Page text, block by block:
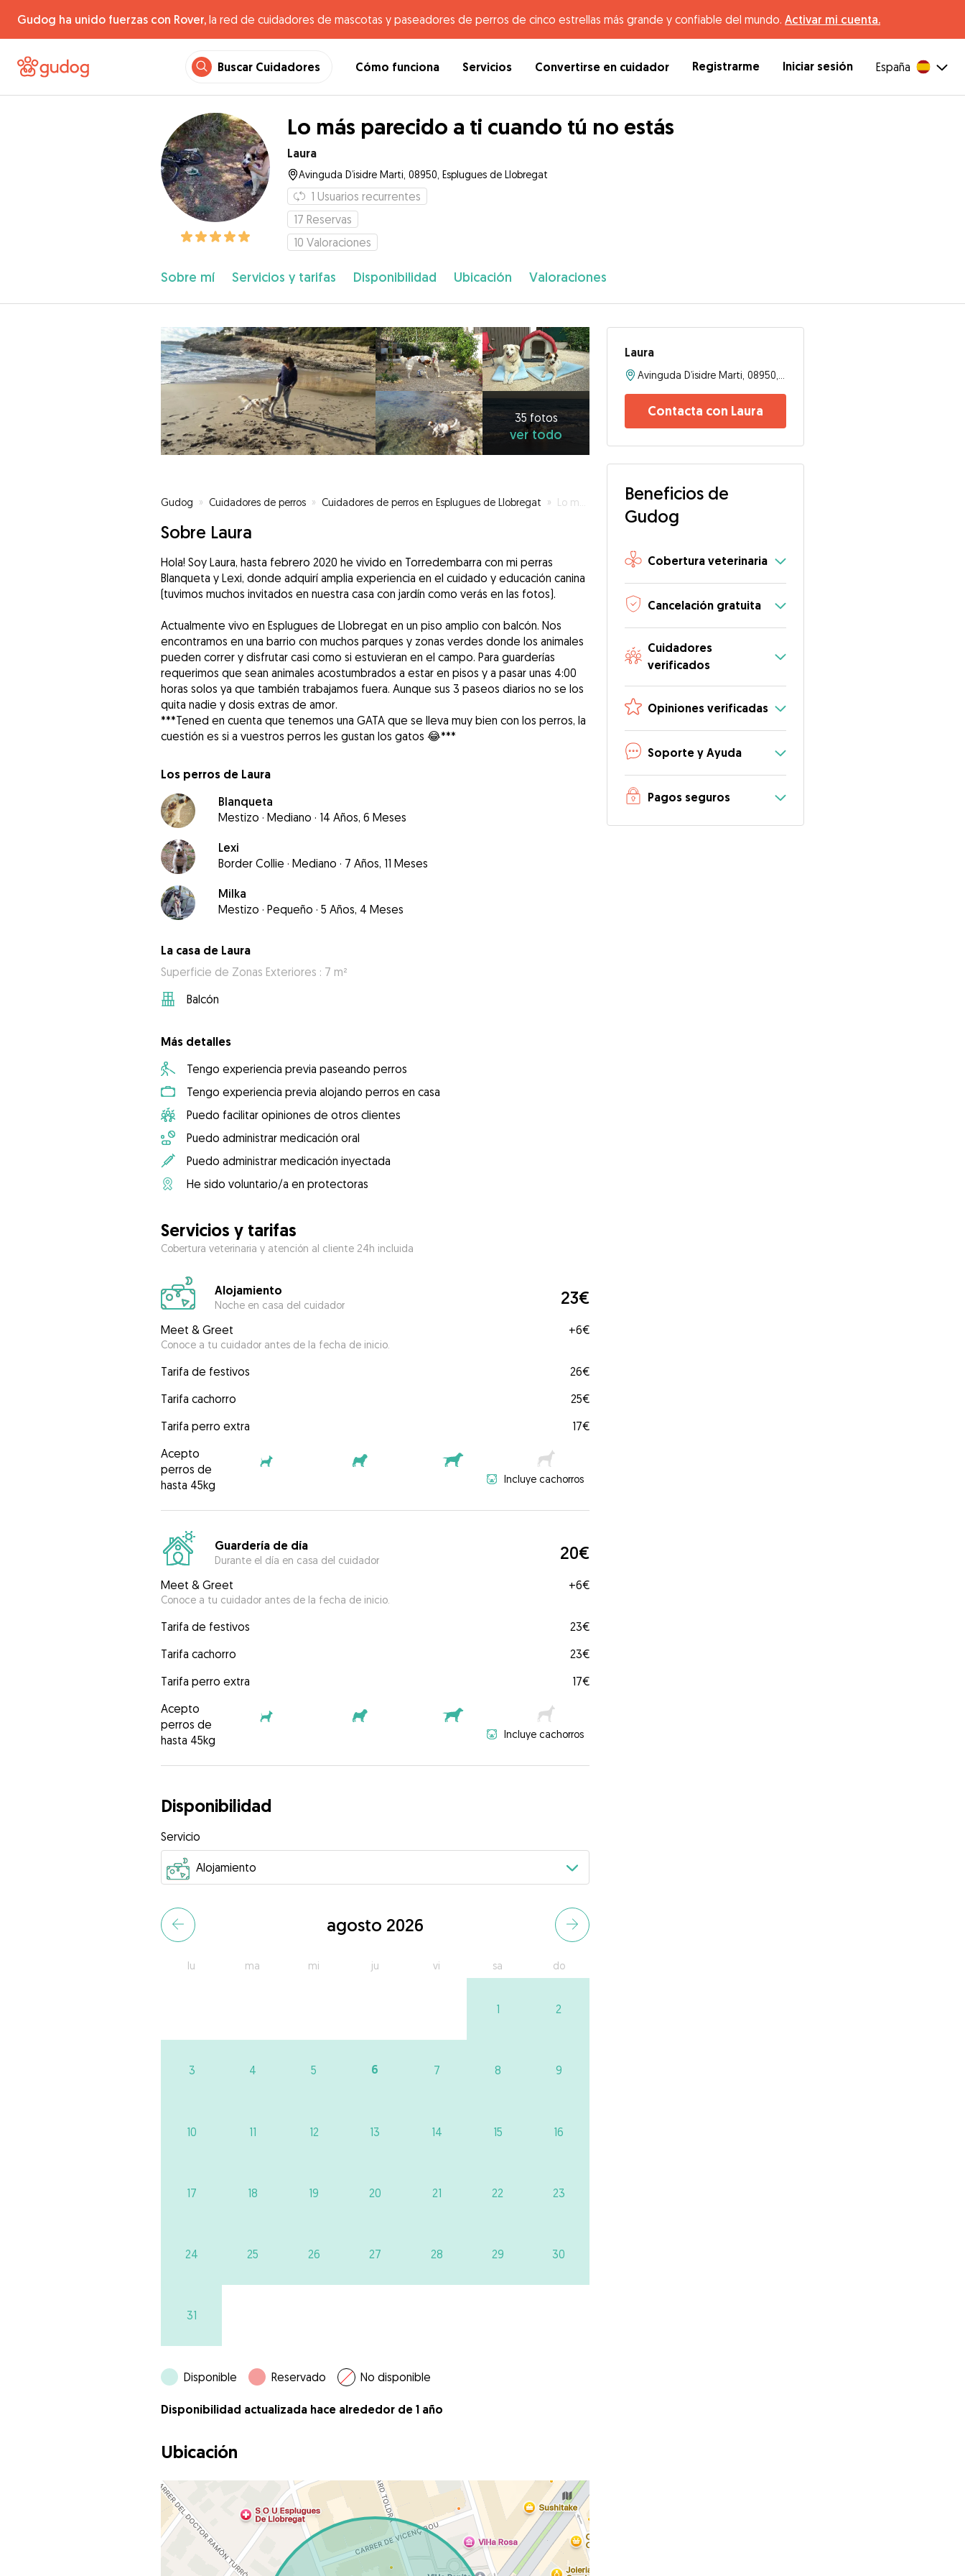
Gudog ha unido fuerzas con Rover, la red de cuidadores de mascotas y paseadores de perros de cinco estrellas más grande y confiable del mundo. Activar mi cuenta.
Buscar Cuidadores Cómo funciona Servicios Convertirse en cuidador Registrarme Iniciar sesión España
Lo más parecido a ti cuando tú no estás
Laura
Avinguda D’isidre Marti, 08950, Esplugues de Llobregat
1 Usuarios recurrentes
17 Reservas
10 Valoraciones
Sobre mí Servicios y tarifas Disponibilidad Ubicación Valoraciones
35 fotos
ver todo
Gudog » Cuidadores de perros » Cuidadores de perros en Esplugues de Llobregat » Lo más parecido a ti cuando tú no estás
Sobre Laura
Hola! Soy Laura, hasta febrero 2020 he vivido en Torredembarra con mi perras
Blanqueta y Lexi, donde adquirí amplia experiencia en el cuidado y educación canina
(tuvimos muchos invitados en nuestra casa con jardín como verás en las fotos).
Actualmente vivo en Esplugues de Llobregat en un piso amplio con balcón. Nos
encontramos en una barrio con muchos parques y zonas verdes donde los animales
pueden correr y disfrutar casi como si estuvieran en el campo. Para guarderías
requerimos que sean animales acostumbrados a estar en pisos y a pasar unas 4:00
horas solos ya que también trabajamos fuera. Aunque sus 3 paseos diarios no se los
quita nadie y dosis extras de amor.
***Tened en cuenta que tenemos una GATA que se lleva muy bien con los perros, la
cuestión es si a vuestros perros les gustan los gatos 😂***
Los perros de Laura
Blanqueta
Mestizo · Mediano · 14 Años, 6 Meses
Lexi
Border Collie · Mediano · 7 Años, 11 Meses
Milka
Mestizo · Pequeño · 5 Años, 4 Meses
La casa de Laura
Superficie de Zonas Exteriores : 7 m²
Balcón
Más detalles
Tengo experiencia previa paseando perros
Tengo experiencia previa alojando perros en casa
Puedo facilitar opiniones de otros clientes
Puedo administrar medicación oral
Puedo administrar medicación inyectada
He sido voluntario/a en protectoras
Servicios y tarifas
Cobertura veterinaria y atención al cliente 24h incluida
Alojamiento
Noche en casa del cuidador 23€
Meet & Greet
Conoce a tu cuidador antes de la fecha de inicio.
+6€
Tarifa de festivos
26€
Tarifa cachorro
25€
Tarifa perro extra
17€
Acepto
perros de
hasta 45kg
Incluye cachorros
Guardería de día
Durante el día en casa del cuidador 20€
Meet & Greet
Conoce a tu cuidador antes de la fecha de inicio.
+6€
Tarifa de festivos
23€
Tarifa cachorro
23€
Tarifa perro extra
17€
Acepto
perros de
hasta 45kg
Incluye cachorros
Disponibilidad
Servicio
agosto 2026
lu ma mi ju vi sa do
1 2
3 4 5 6 7 8 9
10 11 12 13 14 15 16
17 18 19 20 21 22 23
24 25 26 27 28 29 30
31
Disponible Reservado No disponible
Disponibilidad actualizada hace alrededor de 1 año
Ubicación
Laura
Contacta con Laura
Beneficios de
Gudog
Cobertura veterinaria
Cancelación gratuita
Cuidadores
verificados
Opiniones verificadas
Soporte y Ayuda
Pagos seguros